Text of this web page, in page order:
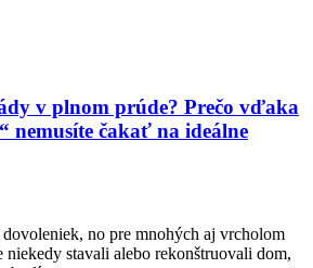
v plnom prúde? Prečo vďaka
nemusíte čakať na ideálne
no pre mnohých aj vrcholom
niekedy stavali alebo rekonštruovali dom,